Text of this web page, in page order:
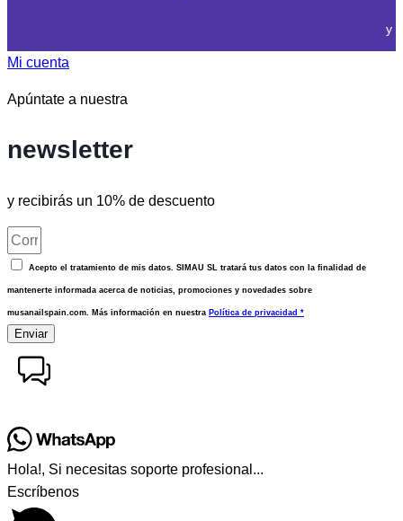
y
Mi cuenta
Apúntate a nuestra
newsletter
y recibirás un 10% de descuento
Acepto el tratamiento de mis datos. SIMAU SL tratará tus datos con la finalidad de
mantenerte informada acerca de noticias, promociones y novedades sobre
musanailspain.com. Más información en nuestra Política de privacidad *
Enviar
Hola!, Si necesitas soporte profesional...
Escríbenos